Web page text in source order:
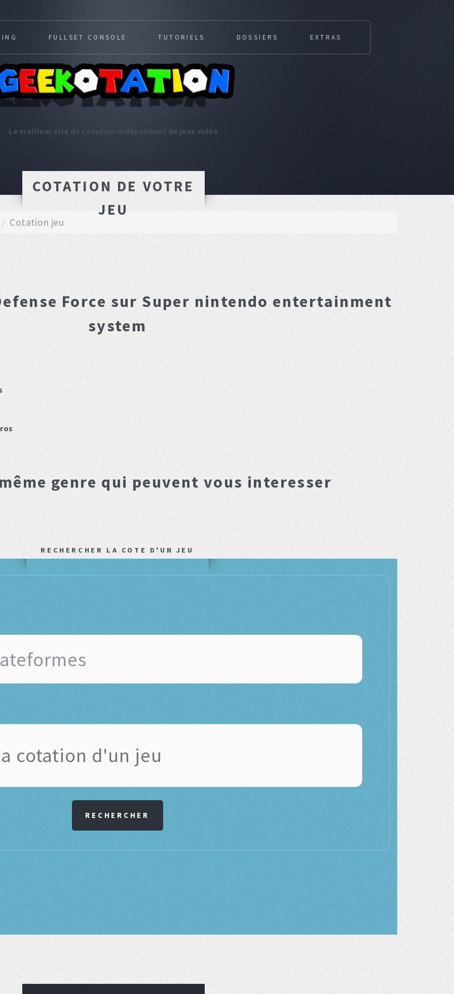
Le meilleur site de cotation indépendant de jeux vidéo
FULLSET CONSOLE TUTORIELS DOSSIERS EXTRAS
COTATION DE VOTRE
JEU
Cotation jeu
Force sur Super nintendo entertainment
system
genre qui peuvent vous interesser
RECHERCHER LA COTE D'UN JEU
RECHERCHER